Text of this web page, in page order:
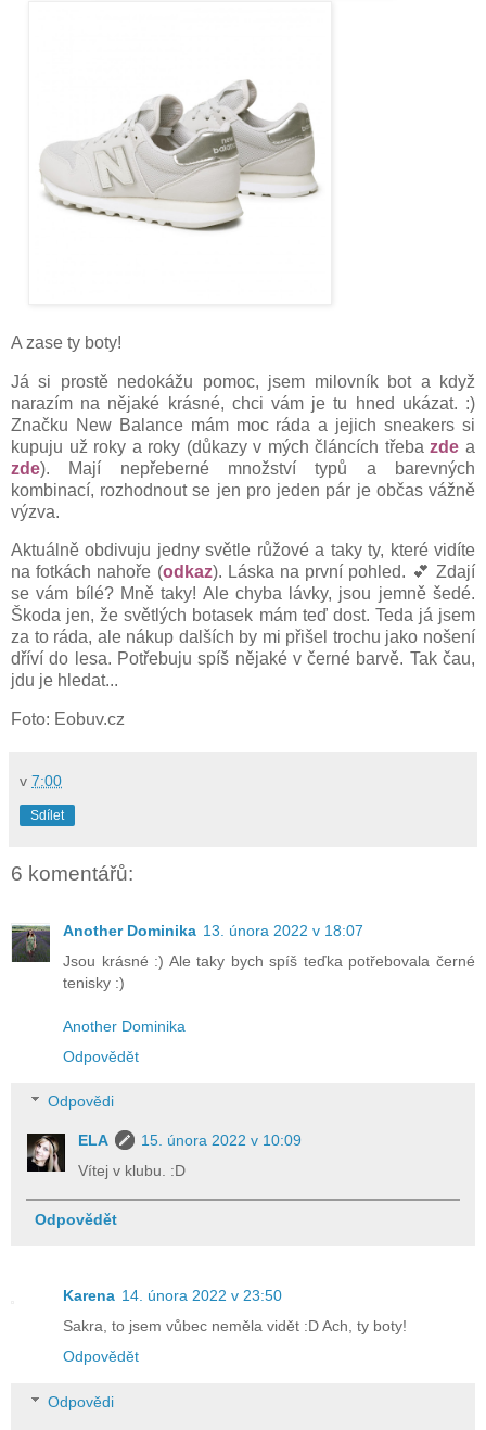
A zase ty boty!
Já si prostě nedokážu pomoc, jsem milovník bot a když
narazím na nějaké krásné, chci vám je tu hned ukázat. :)
Značku New Balance mám moc ráda a jejich sneakers si
kupuju už roky a roky (důkazy v mých článcích třebazde a
zde). Mají nepřeberné množství typů a barevných
kombinací, rozhodnout se jen pro jeden pár je občas vážně
výzva.
Aktuálně obdivuju jedny světle růžové a taky ty, které vidíte
na fotkách nahoře (odkaz). Láska na první pohled. 💕 Zdají
se vám bílé? Mně taky! Ale chyba lávky, jsou jemně šedé.
Škoda jen, že světlých botasek mám teď dost. Teda já jsem
za to ráda, ale nákup dalších by mi přišel trochu jako nošení
dříví do lesa. Potřebuju spíš nějaké v černé barvě. Tak čau,
jdu je hledat...
Foto: Eobuv.cz
v 7:00
Sdílet
6 komentářů:
Another Dominika 13. února 2022 v 18:07
Jsou krásné :) Ale taky bych spíš teďka potřebovala černé
tenisky :)
Another Dominika
Odpovědět
Odpovědi
ELA
15. února 2022 v 10:09
Vítej v klubu. :D
Odpovědět
Karena 14. února 2022 v 23:50
Sakra, to jsem vůbec neměla vidět :D Ach, ty boty!
Odpovědět
Odpovědi